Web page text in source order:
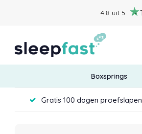
4.8 uit 5
Boxsprings
Gratis 100 dagen proefslapen